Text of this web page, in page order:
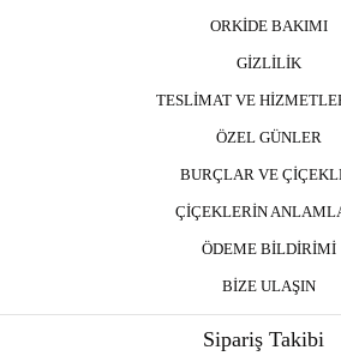
ORKİDE BAKIMI
GİZLİLİK
TESLİMAT VE
ÖZEL GÜNLER
BURÇLAR VE
ÇİÇEKLERİN
ÖDEME BİLDİRİMİ
BİZE ULAŞIN
Sipariş Takibi